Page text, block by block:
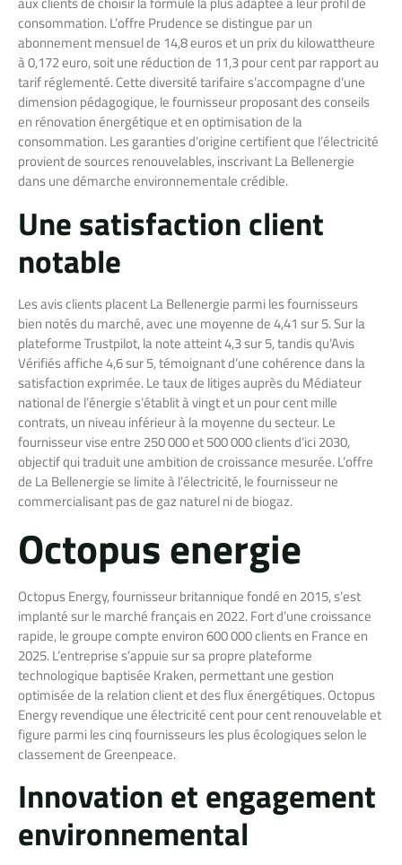
consommation. L’offre Prudence se distingue par un
abonnement mensuel de 14,8 euros et un prix du kilowattheure
à 0,172 euro, soit une réduction de 11,3 pour cent par rapport au
tarif réglementé. Cette diversité tarifaire s’accompagne d’une
dimension pédagogique, le fournisseur proposant des conseils
en rénovation énergétique et en optimisation de la
consommation. Les garanties d’origine certifient que l’électricité
provient de sources renouvelables, inscrivant La Bellenergie
dans une démarche environnementale crédible.
Une satisfaction client
notable
Les avis clients placent La Bellenergie parmi les fournisseurs
bien notés du marché, avec une moyenne de 4,41 sur 5. Sur la
plateforme Trustpilot, la note atteint 4,3 sur 5, tandis qu’Avis
Vérifiés affiche 4,6 sur 5, témoignant d’une cohérence dans la
satisfaction exprimée. Le taux de litiges auprès du Médiateur
national de l’énergie s’établit à vingt et un pour cent mille
contrats, un niveau inférieur à la moyenne du secteur. Le
fournisseur vise entre 250 000 et 500 000 clients d’ici 2030,
objectif qui traduit une ambition de croissance mesurée. L’offre
de La Bellenergie se limite à l’électricité, le fournisseur ne
commercialisant pas de gaz naturel ni de biogaz.
Octopus energie
Octopus Energy, fournisseur britannique fondé en 2015, s’est
implanté sur le marché français en 2022. Fort d’une croissance
rapide, le groupe compte environ 600 000 clients en France en
2025. L’entreprise s’appuie sur sa propre plateforme
technologique baptisée Kraken, permettant une gestion
optimisée de la relation client et des flux énergétiques. Octopus
Energy revendique une électricité cent pour cent renouvelable et
figure parmi les cinq fournisseurs les plus écologiques selon le
classement de Greenpeace.
Innovation et engagement
environnemental